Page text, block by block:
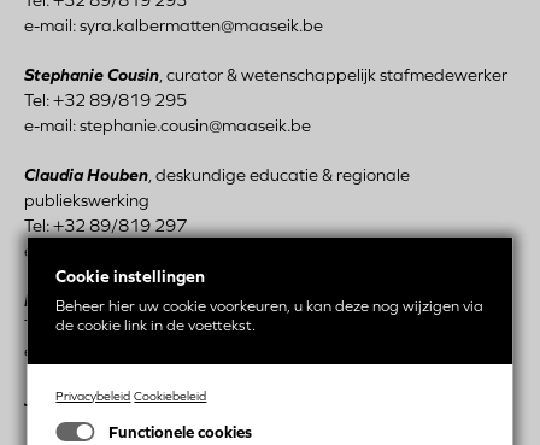
e-mail: syra.kalbermatten@maaseik.be
Stephanie Cousin , curator & wetenschappelijk stafmedewerker
Tel: +32 89/819 295
e-mail: stephanie.cousin@maaseik.be
Claudia Houben , deskundige educatie & regionale
publiekswerking
Tel: +32 89/819 297
e-mail: claudia.houben@maaseik.be
Inge Brungs, (depot)medewerker
Tel: +32 89/560 544
e-mail: inge.brungs@maaseik.be
Jean-Claude Craeghs, medewerker logistiek en techniek
Cookie instellingen
Beheer hier uw cookie voorkeuren, u kan deze nog wijzigen via
de cookie link in de voettekst.
Privacybeleid Cookiebeleid
Functionele cookies